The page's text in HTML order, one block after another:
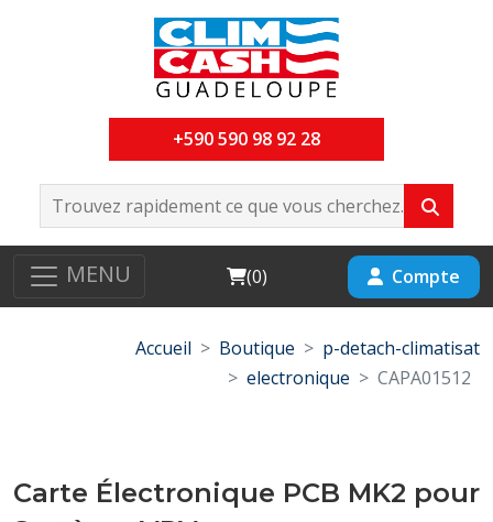
+590 590 98 92 28
MENU Cart
(0) Compte
Accueil Boutique
p-detach-climatisat
electronique
CAPA01512
Carte Électronique PCB MK2 pour